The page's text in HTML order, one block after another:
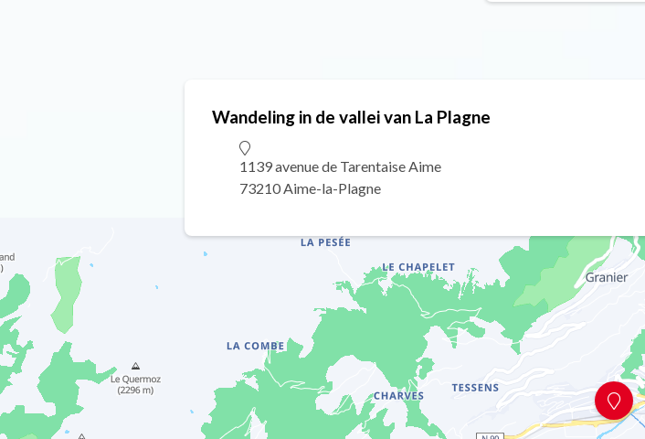
Wandeling in de vallei van La Plagne
1139 avenue de Tarentaise Aime
73210 Aime-la-Plagne